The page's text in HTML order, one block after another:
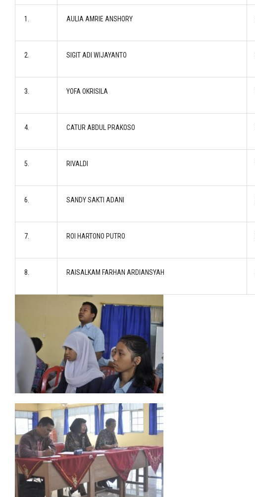
1. AULIA AMRIE ANSHORY
2. SIGIT ADI WIJAYANTO
3. YOFA OKRISILA
4. CATUR ABDUL PRAKOSO
5. RIVALDI
6. SANDY SAKTI ADANI
7. ROI HARTONO PUTRO
8. RAISALKAM FARHAN ARDIANSYAH